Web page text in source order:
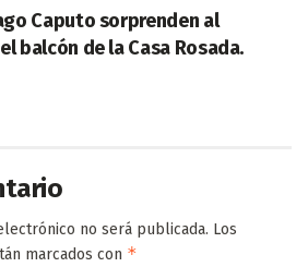
Caputo sorprenden al
balcón de la Casa Rosada.
no será publicada. Los
marcados con *